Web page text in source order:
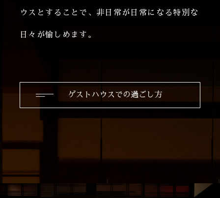
ウスとすることで、非日常が日常になる特別な
日々が愉しめます。
ゲストハウスでの過ごし方